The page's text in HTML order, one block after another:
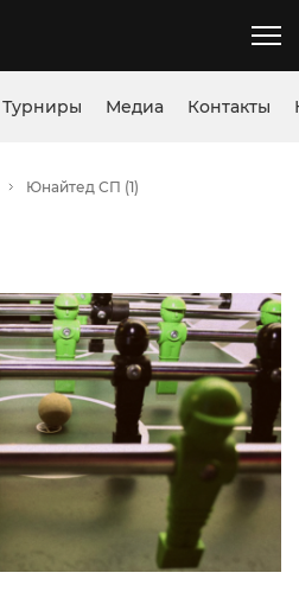
Турниры Медиа Контакты
Юнайтед СП (1)